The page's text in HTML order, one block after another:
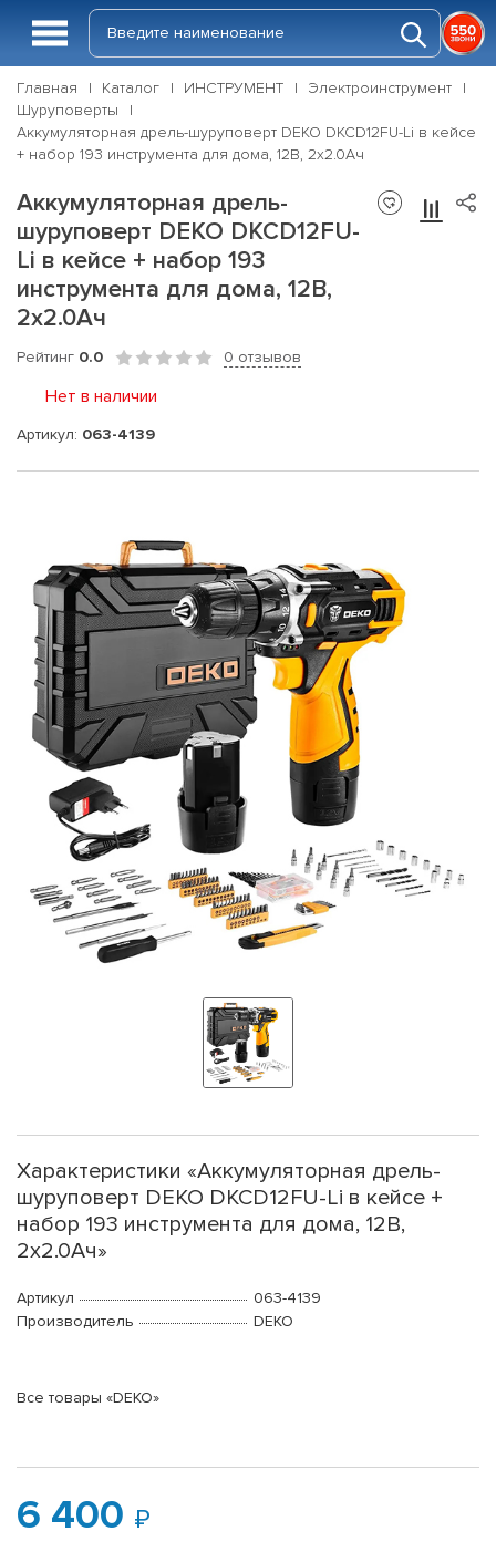
Главная Каталог ИНСТРУМЕНТ
Электроинструмент
Шуруповерты
Аккумуляторная дрель-шуруповерт DEKO DKCD12FU-Li в кейсе
+ набор 193 инструмента для дома, 12В, 2х2.0Ач
Аккумуляторная дрель-
шуруповерт DEKO DKCD12FU-
Li в кейсе + набор 193
инструмента для дома, 12В,
2х2.0Ач
Рейтинг 0.0 0 отзывов
Нет в наличии
Артикул: 063-4139
Характеристики «Аккумуляторная дрель-
шуруповерт DEKO DKCD12FU-Li в кейсе +
набор 193 инструмента для дома, 12В,
2х2.0Ач»
Артикул
063-4139
Производитель
DEKO
Все товары «DEKO»
6 400